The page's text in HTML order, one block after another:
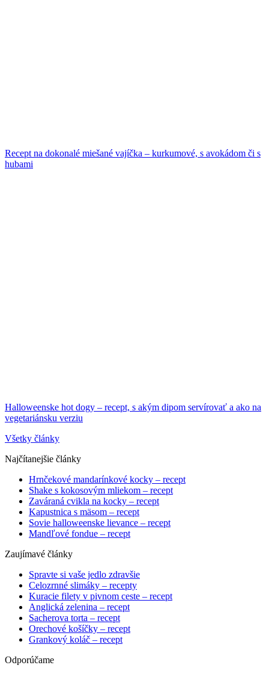
Recept na dokonalé miešané vajíčka – kurkumové, s avokádom či s
hubami
Halloweenske hot dogy – recept, s akým dipom servírovať a ako na
vegetariánsku verziu
Všetky články
Najčítanejšie články
Hrnčekové mandarínkové kocky – recept
Shake s kokosovým mliekom – recept
Zaváraná cvikla na kocky – recept
Kapustnica s mäsom – recept
Sovie halloweenske lievance – recept
Mandľové fondue – recept
Zaujímavé články
Spravte si vaše jedlo zdravšie
Celozrnné slimáky – recepty
Kuracie filety v pivnom ceste – recept
Anglická zelenina – recept
Sacherova torta – recept
Orechové košíčky – recept
Grankový koláč – recept
Odporúčame